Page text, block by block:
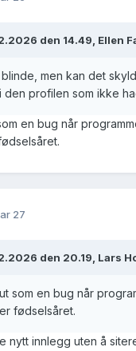
om man har en
da denne
mangle. Man må helt
den 14.49, Ellen
blinde, men kan det
den profilen som ikke
en bug når
27
den 20.19, Lars
som en bug når
fødselsåret.
nytt innlegg uten å